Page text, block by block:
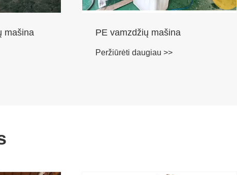
mašina PE vamzdžių mašina
Peržiūrėti daugiau >>